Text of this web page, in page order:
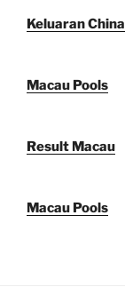
Keluaran China
Macau Pools
Result Macau
Macau Pools